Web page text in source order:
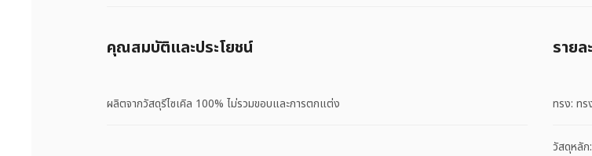
คุณสมบัติและประโยชน์
ผลิตจากวัสดุรีไซเคิล 100% ไม่รวมขอบและการตกแต่ง
รายล
ทรง: ทร
วัสดุหลัก